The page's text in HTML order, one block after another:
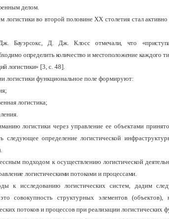
делом.
логистики во второй половинеXX столетия стал
Бауэрсокс, Д. Дж. Клосс отмечали, что
определить количество и местоположение каждого
логистики» [3, с. 48].
логистики функциональное поле формируют:
логистика;
логистики через управление ее объектами
следующее определение логистической
подходом к осуществлению логистической
логистическими потоками и процессами.
к исследованию логистических систем, дадим
совокупность структурных элементов
потоков и процессов при реализации логистических